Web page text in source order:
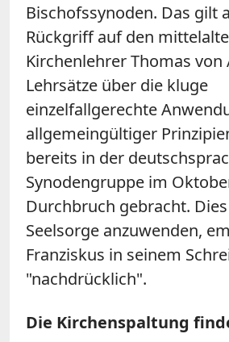
Bischofssynoden. Das gilt
Rückgriff auf den
Kirchenlehrer Thomas von
Lehrsätze über die kluge
einzelfallgerechte
allgemeingültiger
bereits in der
Synodengruppe im
Durchbruch gebracht.
Seelsorge anzuwenden,
Franziskus in seinem
"nachdrücklich".
Die Kirchenspaltung